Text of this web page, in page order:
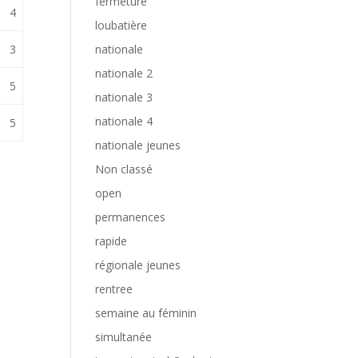
4
3
5
5
loubatière
nationale
nationale 2
nationale 3
nationale 4
nationale jeunes
Non classé
open
permanences
rapide
régionale jeunes
rentree
semaine au féminin
simultanée